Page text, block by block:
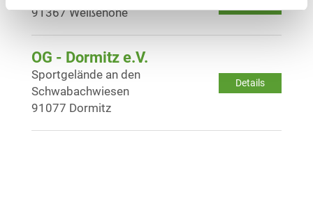
91367 Weißenohe
OG - Dormitz e.V.
Details
Sportgelände an den
Schwabachwiesen
91077 Dormitz